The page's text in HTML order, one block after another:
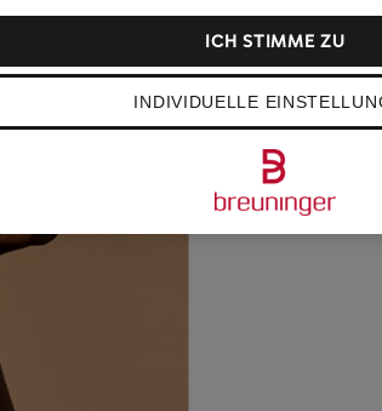
INDIVIDUELLE
ICH STIMME ZU